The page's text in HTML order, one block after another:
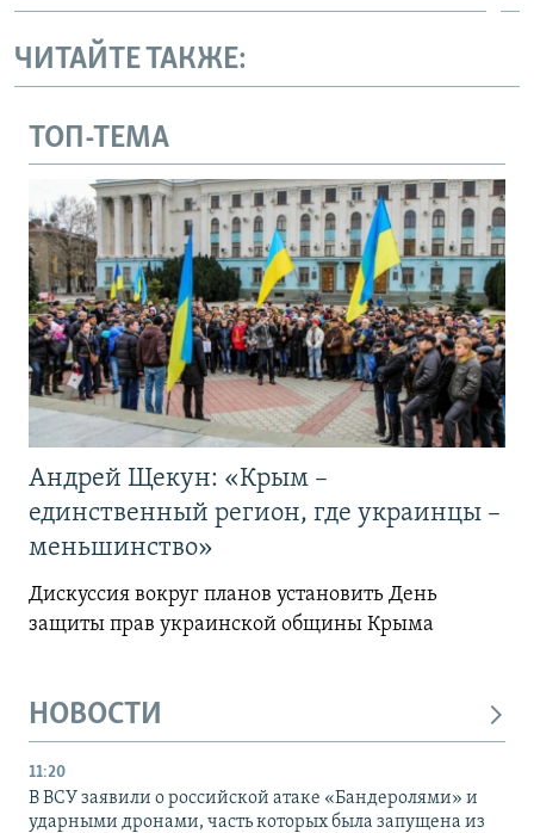
ЧИТАЙТЕ ТАКЖЕ:
ТОП-ТЕМА
Андрей Щекун: «Крым –
единственный регион, где украинцы –
меньшинство»
Дискуссия вокруг планов установить День
защиты прав украинской общины Крыма
НОВОСТИ
11:20
В ВСУ заявили о российской атаке «Бандеролями» и
ударными дронами, часть которых была запущена из